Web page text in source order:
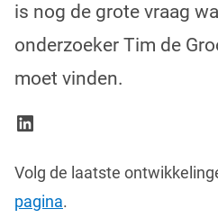
is nog de grote vraag
onderzoeker Tim de
moet vinden.
LinkedIn
Volg de laatste
pagina.